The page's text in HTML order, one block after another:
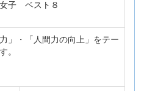
ベスト８
」・「人間力の向上」をテー
。